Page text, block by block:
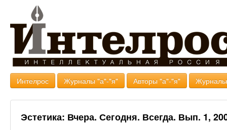
Интелрос Журналы "а"-"я" Авторы "а"-"я"
Эстетика: Вчера. Сегодня. Всегда. Вып. 1,